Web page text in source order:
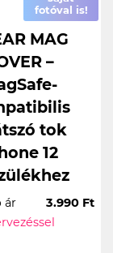
fotóval is!
MAG
–
tok
12
ár
3.990 Ft